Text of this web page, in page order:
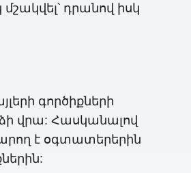
դրանով իսկ
գործիքների
վրա: Հասկանալով
է օգտատերերին